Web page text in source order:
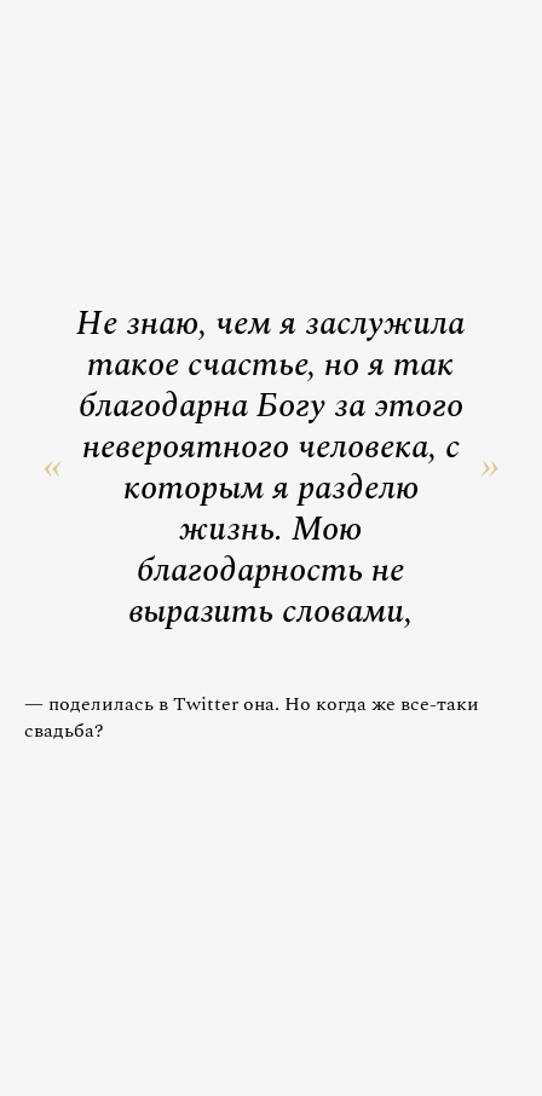
Не знаю, чем я заслужила
такое счастье, но я так
благодарна Богу за этого
невероятного человека, с
которым я разделю
жизнь. Мою
благодарность не
выразить словами,
— поделилась в Twitter она. Но когда же все-таки
свадьба?